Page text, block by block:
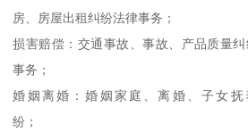
房、房屋出租纠纷法律事务；
损害赔偿：交通事故、事故、产品质量
事务；
婚姻离婚：婚姻家庭、离婚、子女
纷；